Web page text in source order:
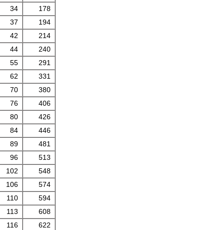
34
178
37
194
42
214
44
240
55
291
62
331
70
380
76
406
80
426
84
446
89
481
96
513
102
548
106
574
110
594
113
608
116 622